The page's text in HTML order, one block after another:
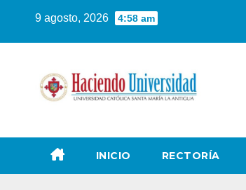
9 agosto, 2026 4:58 am
INICIO RECTORÍA